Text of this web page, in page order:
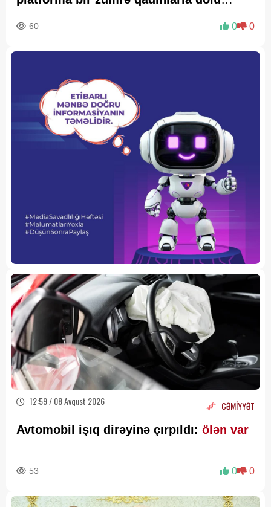
60 0 0
12:59 / 08 Avqust 2026 CƏMİYYƏT
Avtomobil işıq dirəyinə çırpıldı: ölən var
53 0 0